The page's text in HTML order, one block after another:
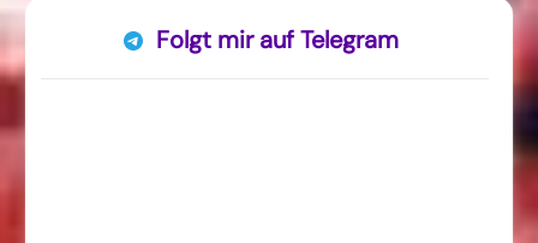
Folgt mir auf Telegram